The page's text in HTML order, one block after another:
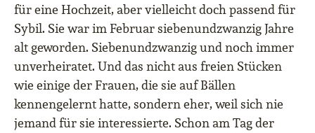
für eine Hochzeit, aber vielleicht doch passend für
Sybil. Sie war im Februar siebenundzwanzig Jahre
alt geworden. Siebenundzwanzig und noch immer
unverheiratet. Und das nicht aus freien Stücken
wie einige der Frauen, die sie auf Bällen
kennengelernt hatte, sondern eher, weil sich nie
jemand für sie interessierte. Schon am Tag der